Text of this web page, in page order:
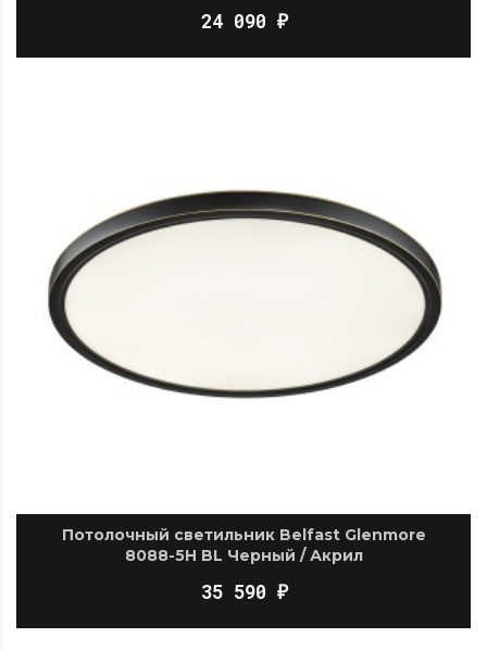
24 090 ₽
Потолочный светильник Belfast Glenmore
8088-5H BL Черный / Акрил
35 590 ₽